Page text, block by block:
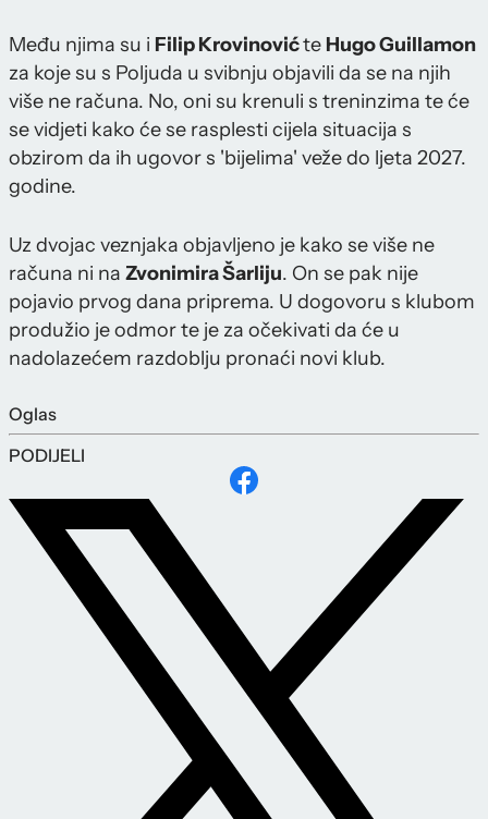
Među njima su i Filip Krovinovićte Hugo Guillamon
za koje su s Poljuda u svibnju objavili da se na njih
više ne računa. No, oni su krenuli s treninzima te će
se vidjeti kako će se rasplesti cijela situacija s
obzirom da ih ugovor s 'bijelima' veže do ljeta 2027.
godine.
Uz dvojac veznjaka objavljeno je kako se više ne
računa ni na Zvonimira Šarliju. On se pak nije
pojavio prvog dana priprema. U dogovoru s klubom
produžio je odmor te je za očekivati da će u
nadolazećem razdoblju pronaći novi klub.
Oglas
PODIJELI